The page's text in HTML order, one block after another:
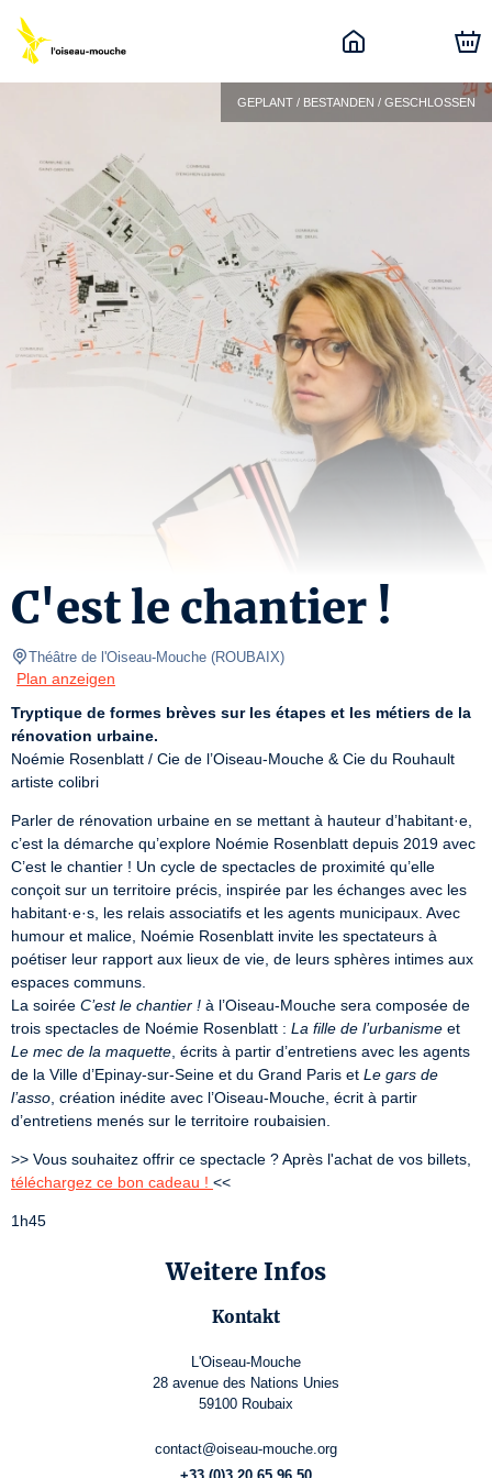
GEPLANT / BESTANDEN / GESCHLOSSEN
C'est le chantier !
Théâtre de l'Oiseau-Mouche (ROUBAIX)
Plan anzeigen
Tryptique de formes brèves sur les étapes et les métiers de la
rénovation urbaine.
Noémie Rosenblatt / Cie de l’Oiseau-Mouche & Cie du Rouhault
artiste colibri
Parler de rénovation urbaine en se mettant à hauteur d’habitant·e,
c’est la démarche qu’explore Noémie Rosenblatt depuis 2019 avec
C’est le chantier ! Un cycle de spectacles de proximité qu’elle
conçoit sur un territoire précis, inspirée par les échanges avec les
habitant·e·s, les relais associatifs et les agents municipaux. Avec
humour et malice, Noémie Rosenblatt invite les spectateurs à
poétiser leur rapport aux lieux de vie, de leurs sphères intimes aux
espaces communs.
La soirée C’est le chantier ! à l’Oiseau-Mouche sera composée de
trois spectacles de Noémie Rosenblatt : La fille de l’urbanisme
Le mec de la maquette , écrits à partir d’entretiens avec les agents
de la Ville d’Epinay-sur-Seine et du Grand Paris et Le gars de
l’asso , création inédite avec l’Oiseau-Mouche, écrit à partir
d’entretiens menés sur le territoire roubaisien.
téléchargez ce bon cadeau ! <<
1h45
Weitere Infos
Kontakt
L'Oiseau-Mouche
28 avenue des Nations Unies
59100 Roubaix
contact@oiseau-mouche.org